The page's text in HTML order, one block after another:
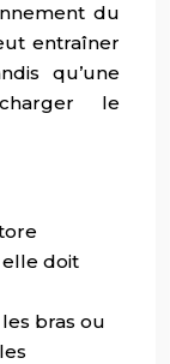
du
entraîner
qu’une
le
elle doit
bras ou